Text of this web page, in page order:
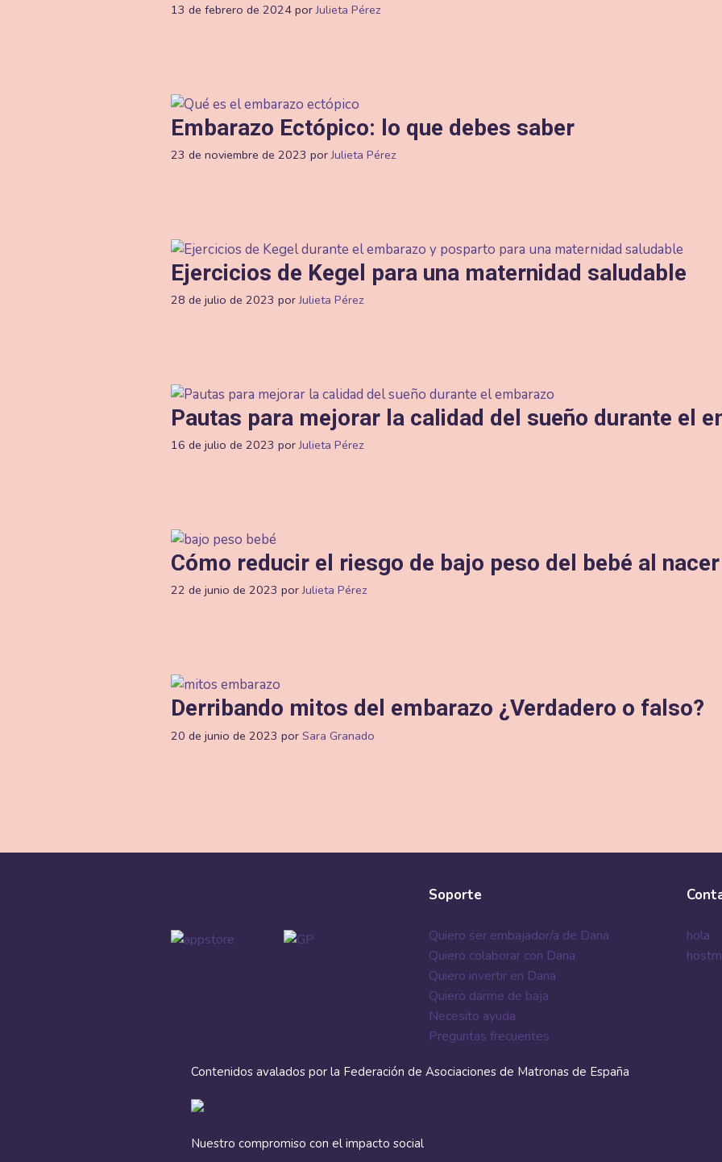
13 de febrero de 2024 porJulieta Pérez
Embarazo Ectópico: lo que debes saber
23 de noviembre de 2023 porJulieta Pérez
Ejercicios de Kegel para una maternidad saludable
28 de julio de 2023 porJulieta Pérez
Pautas para mejorar la calidad del sueño durante el
16 de julio de 2023 porJulieta Pérez
Cómo reducir el riesgo de bajo peso del bebé al nacer
22 de junio de 2023 porJulieta Pérez
Derribando mitos del embarazo ¿Verdadero o falso?
20 de junio de 2023 por Sara Granado
Soporte
Quiero ser embajador/a de Dana
Quiero colaborar con Dana
Quiero invertir en Dana
Quiero darme de baja
Necesito ayuda
Preguntas frecuentes
hola
Contenidos avalados por la Federación de Asociaciones de Matronas de España
Nuestro compromiso con el impacto social